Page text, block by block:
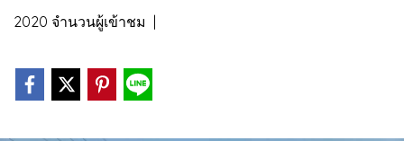
2020 จำนวนผู้เข้าชม